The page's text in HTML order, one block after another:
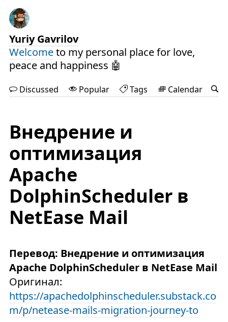
Yuriy Gavrilov
Welcometo my personal place for love,
peace and happiness 🤖
Discussed Popular Tags Calendar
Внедрение и
оптимизация
Apache
DolphinScheduler в
NetEase Mail
Перевод: Внедрение и оптимизация
Apache DolphinScheduler в NetEase Mail
Оригинал:
https://apachedolphinscheduler.substack.co
m/p/netease-mails-migration-journey-to